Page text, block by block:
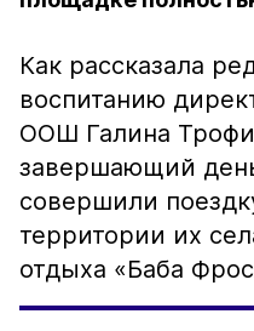
Как рассказала
воспитанию
ООШ Галина
завершающий
совершили
территории их
отдыха «Баба